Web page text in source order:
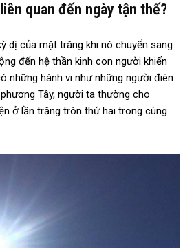
quan đến ngày tận thế?
dị của mặt trăng khi nó chuyển sang
đến hệ thần kinh con người khiến
những hành vi như những người điên.
Tây, người ta thường cho
ở lần trăng tròn thứ hai trong cùng